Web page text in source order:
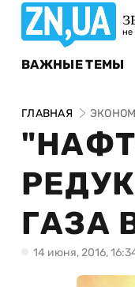
не
ВАЖНЫЕ ТЕМЫ
ГЛАВНАЯ
ГАЗА
14 июня, 2016,